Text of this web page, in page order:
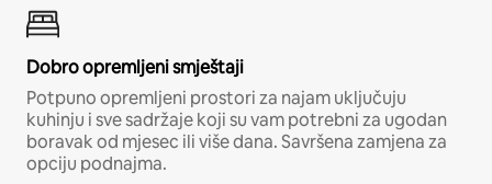
Dobro opremljeni smještaji
Potpuno opremljeni prostori za najam uključuju
kuhinju i sve sadržaje koji su vam potrebni za ugodan
boravak od mjesec ili više dana. Savršena zamjena za
opciju podnajma.